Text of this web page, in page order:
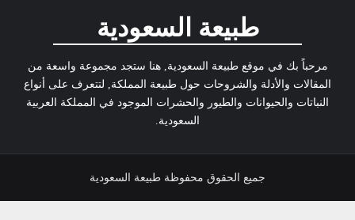
طبيعة السعودية
مرحباً بك في موقع طبيعة السعودية, هنا ستجد مجموعة واسعة من
المقالات والأدلة والشروحات حول طبيعة المملكة, لتتعرف على أنواع
النباتات والحيوانات والطيور والحشرات الموجود في المملكة العربية
السعودية.
جميع الحقوق محفوظة طبيعة السعودية